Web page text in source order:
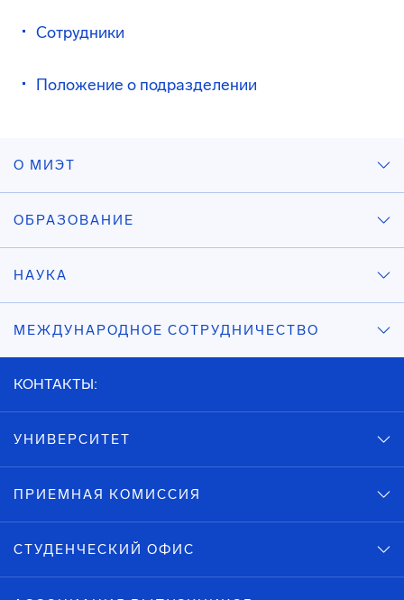
Сотрудники
Положение о подразделении
О МИЭТ
ОБРАЗОВАНИЕ
НАУКА
МЕЖДУНАРОДНОЕ СОТРУДНИЧЕСТВО
КОНТАКТЫ:
УНИВЕРСИТЕТ
ПРИЕМНАЯ КОМИССИЯ
СТУДЕНЧЕСКИЙ ОФИС